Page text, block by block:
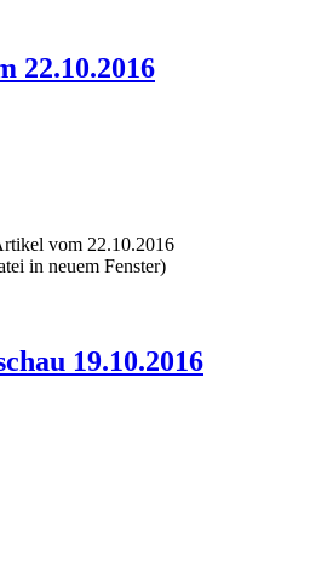
22.10.2016
vom 22.10.2016
in neuem Fenster)
19.10.2016